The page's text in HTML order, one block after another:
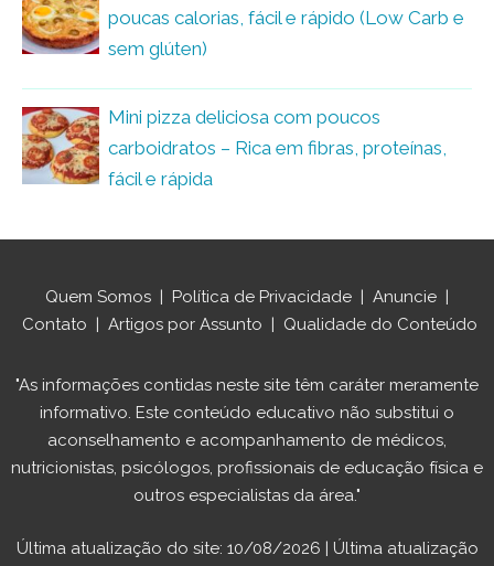
poucas calorias, fácil e rápido (Low Carb e
sem glúten)
Mini pizza deliciosa com poucos
carboidratos – Rica em fibras, proteínas,
fácil e rápida
Quem Somos Política de Privacidade Anuncie
Contato
Artigos por Assunto Qualidade do Conteúdo
"As informações contidas neste site têm caráter meramente
informativo. Este conteúdo educativo não substitui o
aconselhamento e acompanhamento de médicos,
nutricionistas, psicólogos, profissionais de educação física e
outros especialistas da área."
Última atualização do site: 10/08/2026 | Última atualização